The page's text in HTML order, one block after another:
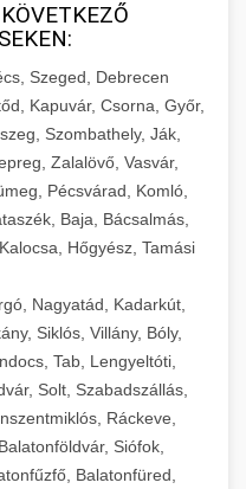
Szeged, Debrecen
Kapuvár, Csorna, Győr,
Szombathely, Ják,
Zalalövő, Vasvár,
Pécsvárad, Komló,
Baja, Bácsalmás,
Hőgyész, Tamási
Nagyatád, Kadarkút,
Siklós, Villány, Bóly,
Tab, Lengyeltóti,
Solt, Szabadszállás,
Ráckeve,
Siófok,
Balatonfüred,